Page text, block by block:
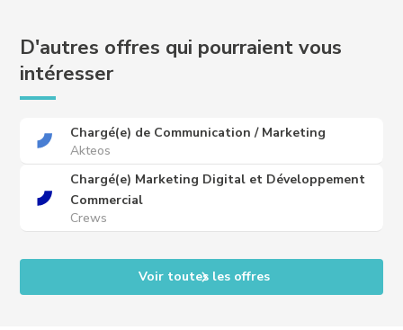
D'autres offres qui pourraient vous
intéresser
Chargé(e) de Communication / Marketing
Akteos
Chargé(e) Marketing Digital et Développement
Commercial
Crews
Voir toutes les offres